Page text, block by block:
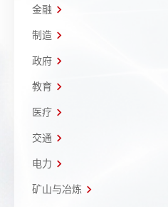
金融
制造
政府
教育
医疗
交通
电力
矿山与冶炼